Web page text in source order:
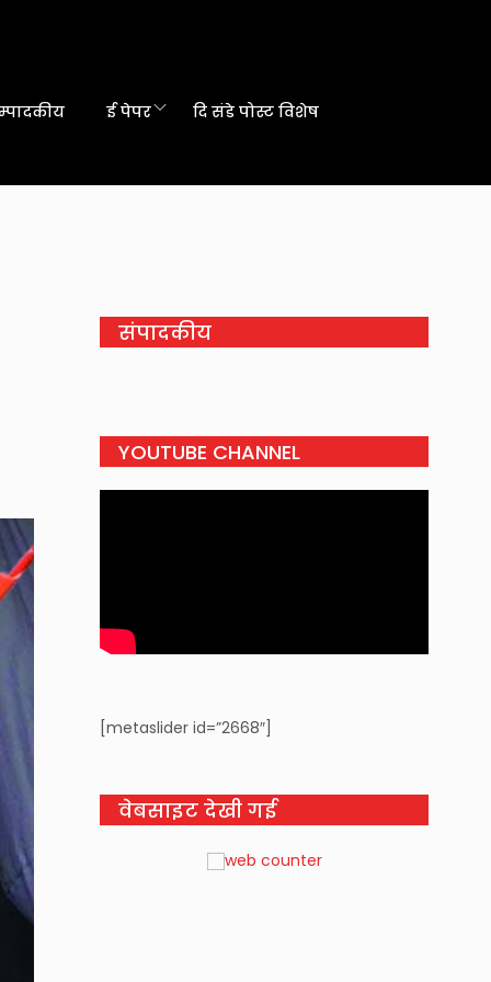
ई पेपर दि संडे पोस्ट विशेष
संपादकीय
YOUTUBE CHANNEL
[metaslider id=”2668″]
वेबसाइट देखी गई